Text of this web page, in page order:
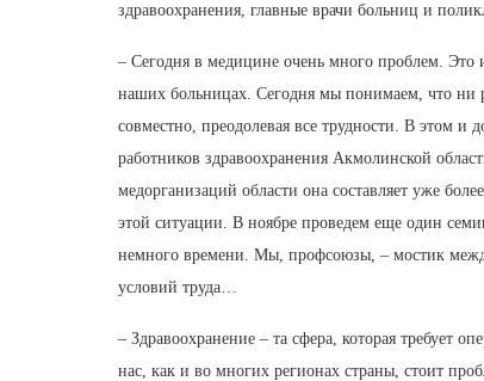
здравоохранения, главные врачи больниц и
– Сегодня в медицине очень много проблем. Это
наших больницах. Сегодня мы понимаем, что ни
совместно, преодолевая все трудности. В этом
работников здравоохранения Акмолинской
медорганизаций области она составляет уже
этой ситуации. В ноябре проведем еще один
немного времени. Мы, профсоюзы, – мостик
условий труда…
– Здравоохранение – та сфера, которая требует
нас, как и во многих регионах страны, стоит